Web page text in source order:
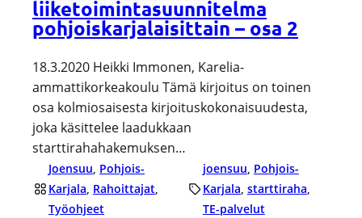
liiketoimintasuunnitelma
pohjoiskarjalaisittain – osa 2
18.3.2020 Heikki Immonen, Karelia-
ammattikorkeakoulu Tämä kirjoitus on toinen
osa kolmiosaisesta kirjoituskokonaisuudesta,
joka käsittelee laadukkaan
starttirahahakemuksen…
Joensuu, Pohjois-
Karjala, Rahoittajat
Työohjeet
joensuu, Pohjois-
Karjala, starttiraha
TE-palvelut